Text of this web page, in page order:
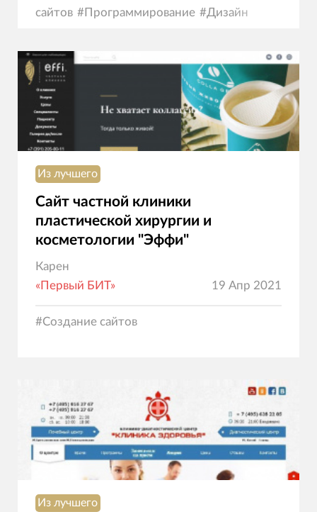
сайтов #Программирование #Дизайн
Из лучшего
Сайт частной клиники
пластической хирургии и
косметологии "Эффи"
Карен
«Первый БИТ»
19 Апр 2021
#Создание сайтов
Из лучшего